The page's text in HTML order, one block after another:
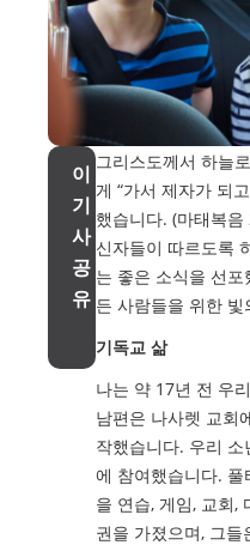
이
기
사
공
유
그리스도께서 하늘
게 “가서 제자가 되
했습니다. (마태복
신자들이 따르도록
는 좋은 소식을 선
든 사람들을 위한
기독교 삶
나는 약 17년 전 우
남편은 나사렛 교회
작했습니다. 우리
에 참여했습니다.
을 연습, 게임, 교회,
권을 가졌으며, 그